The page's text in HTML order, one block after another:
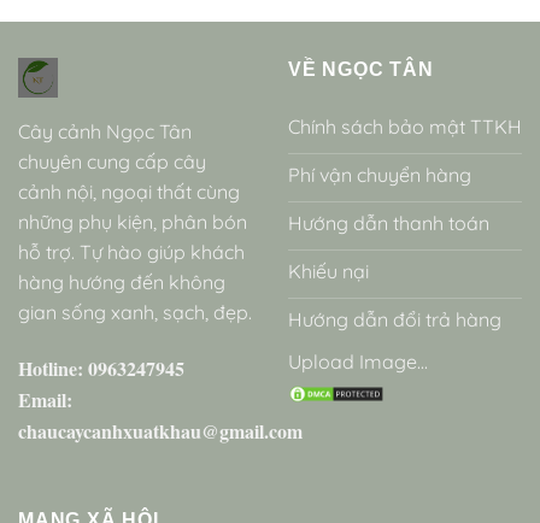
Cây cảnh Ngọc Tân
chuyên cung cấp cây
cảnh nội, ngoại thất cùng
những phụ kiện, phân bón
hỗ trợ. Tự hào giúp khách
hàng hướng đến không
gian sống xanh, sạch, đẹp.
Hotline: 0963247945
Email:
chaucaycanhxuatkhau@gmail.com
VỀ NGỌC TÂN
Chính sách bảo mật TTKH
Phí vận chuyển hàng
Hướng dẫn thanh toán
Khiếu nại
Hướng dẫn đổi trả hàng
Upload Image...